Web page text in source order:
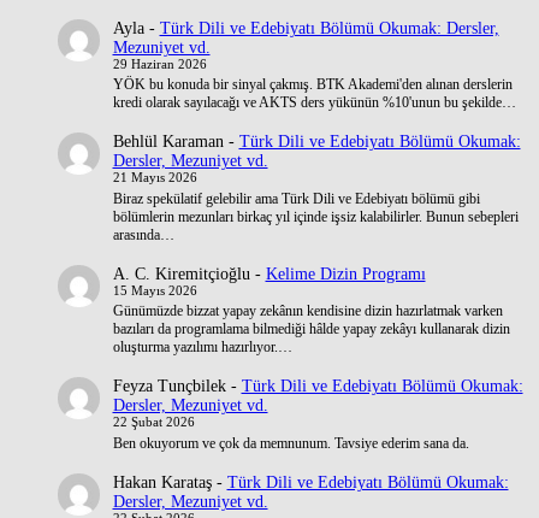
Ayla- Türk Dili ve Edebiyatı Bölümü Okumak: Dersler,
Mezuniyet vd.
29 Haziran 2026
YÖK bu konuda bir sinyal çakmış. BTK Akademi'den alınan derslerin
kredi olarak sayılacağı ve AKTS ders yükünün %10'unun bu şekilde…
Behlül Karaman- Türk Dili ve Edebiyatı Bölümü Okumak:
Dersler, Mezuniyet vd.
21 Mayıs 2026
Biraz spekülatif gelebilir ama Türk Dili ve Edebiyatı bölümü gibi
bölümlerin mezunları birkaç yıl içinde işsiz kalabilirler. Bunun sebepleri
arasında…
A. C. Kiremitçioğlu - Kelime Dizin Programı
15 Mayıs 2026
Günümüzde bizzat yapay zekânın kendisine dizin hazırlatmak varken
bazıları da programlama bilmediği hâlde yapay zekâyı kullanarak dizin
oluşturma yazılımı hazırlıyor.…
Feyza Tunçbilek- Türk Dili ve Edebiyatı Bölümü Okumak:
Dersler, Mezuniyet vd.
22 Şubat 2026
Ben okuyorum ve çok da memnunum. Tavsiye ederim sana da.
Hakan Karataş- Türk Dili ve Edebiyatı Bölümü Okumak:
Dersler, Mezuniyet vd.